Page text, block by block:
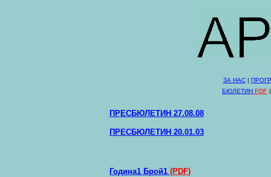
ЗА НАС|
БЮЛЕТИН PDF
ПРЕСБЮЛЕТИН 27.08.08
ПРЕСБЮЛЕТИ Н 20.01.03
Година1 Брой1 (PDF)